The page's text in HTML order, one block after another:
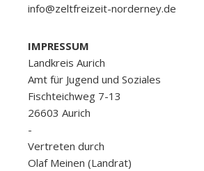
info@zeltfreizeit-norderney.de
IMPRESSUM
Landkreis Aurich
Amt für Jugend und Soziales
Fischteichweg 7-13
26603 Aurich
-
Vertreten durch
Olaf Meinen (Landrat)